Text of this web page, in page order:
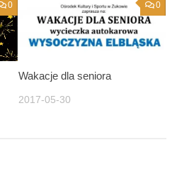
0 0
Wakacje dla seniora
2017-05-30